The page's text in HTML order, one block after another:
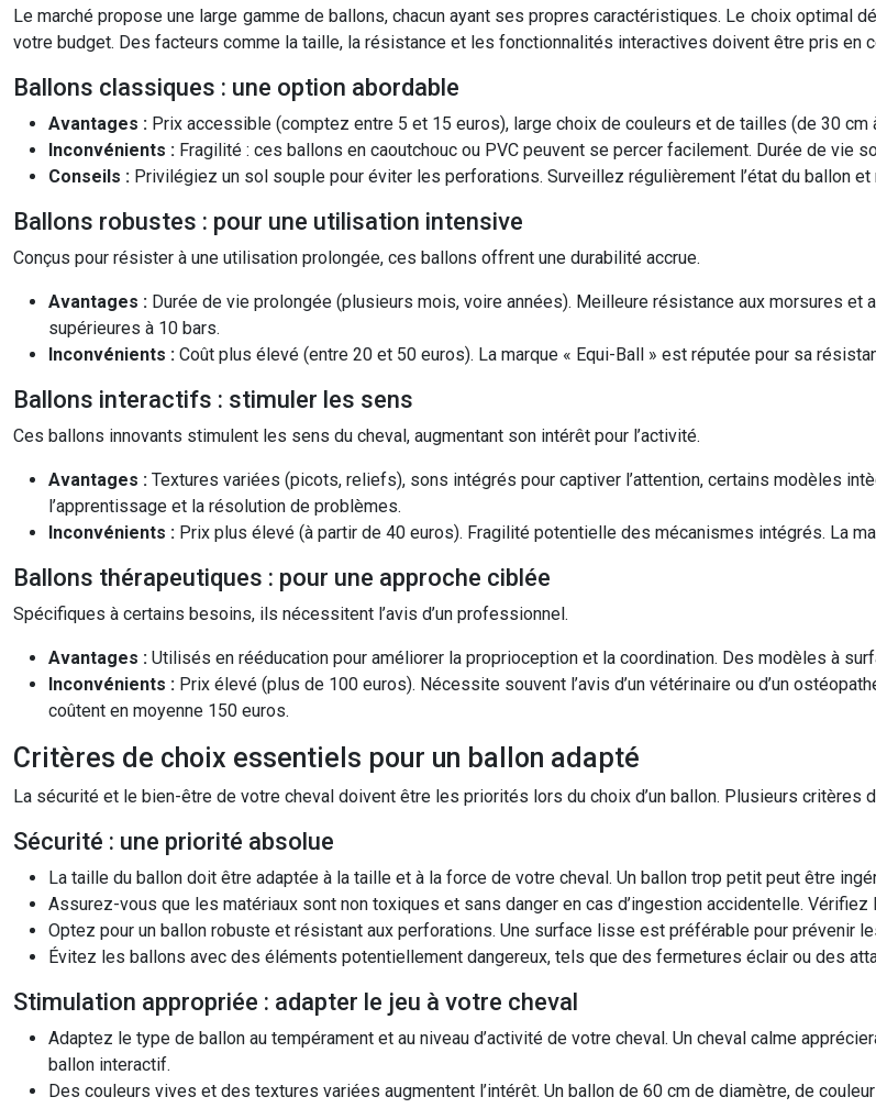
Le marché propose une large gamme de ballons, chacun ayant ses propres caractéristiques. Le choix optimal
votre budget. Des facteurs comme la taille, la résistance et les fonctionnalités interactives doivent être pris en
Ballons classiques : une option abordable
Avantages : Prix accessible (comptez entre 5 et 15 euros), large choix de couleurs et de tailles (de 30 cm
Inconvénients : Fragilité : ces ballons en caoutchouc ou PVC peuvent se percer facilement. Durée de vie
Conseils : Privilégiez un sol souple pour éviter les perforations. Surveillez régulièrement l’état du ballon
Ballons robustes : pour une utilisation intensive
Conçus pour résister à une utilisation prolongée, ces ballons offrent une durabilité accrue.
Avantages : Durée de vie prolongée (plusieurs mois, voire années). Meilleure résistance aux morsures
supérieures à 10 bars.
Inconvénients : Coût plus élevé (entre 20 et 50 euros). La marque « Equi-Ball » est réputée pour sa
Ballons interactifs : stimuler les sens
Ces ballons innovants stimulent les sens du cheval, augmentant son intérêt pour l’activité.
Avantages : Textures variées (picots, reliefs), sons intégrés pour captiver l’attention, certains modèles
l’apprentissage et la résolution de problèmes.
Inconvénients : Prix plus élevé (à partir de 40 euros). Fragilité potentielle des mécanismes intégrés. La
Ballons thérapeutiques : pour une approche ciblée
Spécifiques à certains besoins, ils nécessitent l’avis d’un professionnel.
Avantages : Utilisés en rééducation pour améliorer la proprioception et la coordination. Des modèles à
Inconvénients : Prix élevé (plus de 100 euros). Nécessite souvent l’avis d’un vétérinaire ou d’un
coûtent en moyenne 150 euros.
Critères de choix essentiels pour un ballon adapté
La sécurité et le bien-être de votre cheval doivent être les priorités lors du choix d’un ballon. Plusieurs
Sécurité : une priorité absolue
La taille du ballon doit être adaptée à la taille et à la force de votre cheval. Un ballon trop petit peut être
Assurez-vous que les matériaux sont non toxiques et sans danger en cas d’ingestion accidentelle. Vérifiez
Optez pour un ballon robuste et résistant aux perforations. Une surface lisse est préférable pour prévenir
Évitez les ballons avec des éléments potentiellement dangereux, tels que des fermetures éclair ou des
Stimulation appropriée : adapter le jeu à votre cheval
Adaptez le type de ballon au tempérament et au niveau d’activité de votre cheval. Un cheval calme
ballon interactif.
Des couleurs vives et des textures variées augmentent l’intérêt. Un ballon de 60 cm de diamètre, de